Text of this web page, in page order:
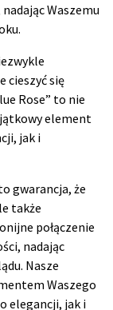
Waszemu
cieszyć się
Rose” to nie
element
jak i
gwarancja, że
także
połączenie
nadając
Nasze
Waszego
elegancji, jak i